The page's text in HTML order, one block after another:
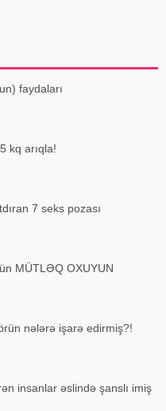
faydaları
kq arıqla!
7 seks pozası
MÜTLƏQ OXUYUN
nələrə işarə edirmiş?!
insanlar əslində şanslı imiş